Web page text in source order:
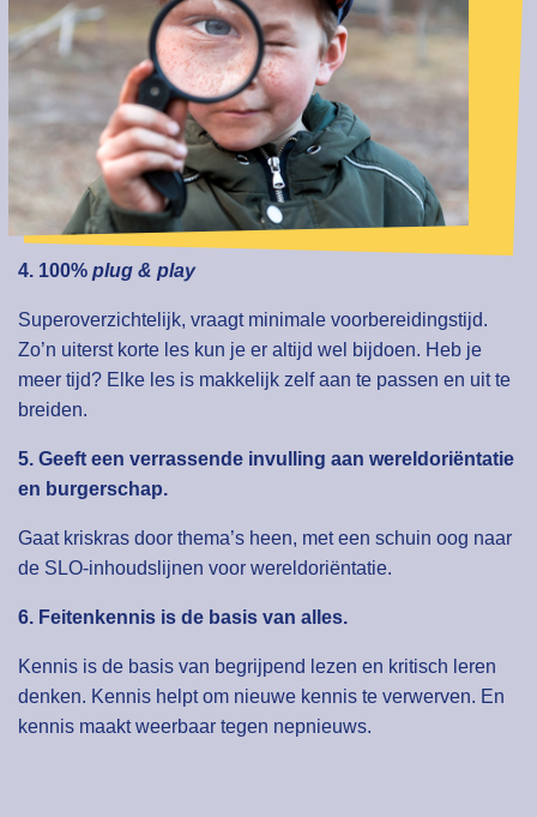
4. 100% plug & play
Superoverzichtelijk, vraagt minimale voorbereidingstijd.
Zo’n uiterst korte les kun je er altijd wel bijdoen. Heb je
meer tijd? Elke les is makkelijk zelf aan te passen en uit te
breiden.
5. Geeft een verrassende invulling aan wereldoriëntatie
en burgerschap.
Gaat kriskras door thema’s heen, met een schuin oog naar
de SLO-inhoudslijnen voor wereldoriëntatie.
6. Feitenkennis is de basis van alles.
Kennis is de basis van begrijpend lezen en kritisch leren
denken. Kennis helpt om nieuwe kennis te verwerven. En
kennis maakt weerbaar tegen nepnieuws.